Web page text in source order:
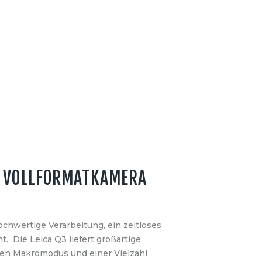
Verarbeitung, ein zeitloses
Die Leica Q3 liefert großartige
Makromodus und einer Vielzahl